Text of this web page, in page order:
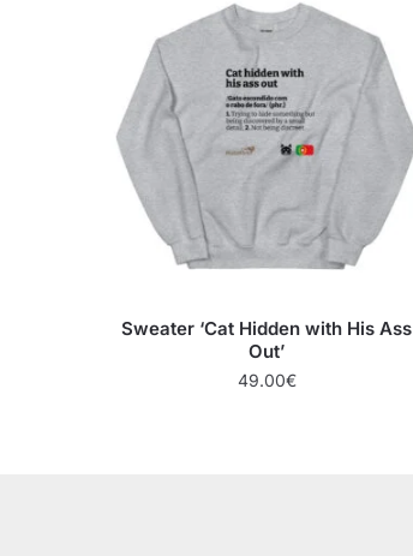
Sweater ‘Cat Hidden with His Ass
Out’
49.00€